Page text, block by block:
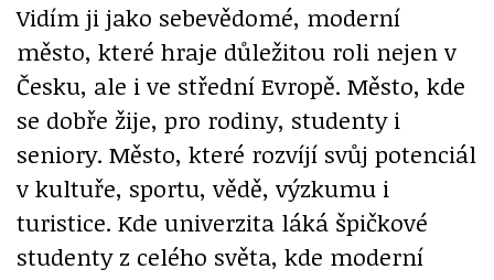
Vidím ji jako sebevědomé, moderní
město, které hraje důležitou roli nejen v
Česku, ale i ve střední Evropě. Město, kde
se dobře žije, pro rodiny, studenty i
seniory. Město, které rozvíjí svůj potenciál
v kultuře, sportu, vědě, výzkumu i
turistice. Kde univerzita láká špičkové
studenty z celého světa, kde moderní